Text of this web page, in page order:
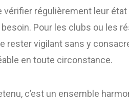
vérifier régulièrement leur
Pour les clubs ou les
rester vigilant sans y
en toute circonstance.
c’est un ensemble